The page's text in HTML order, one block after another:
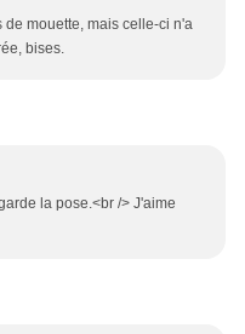
de mouette, mais celle-ci n'a
bises.
la pose.<br /> J'aime